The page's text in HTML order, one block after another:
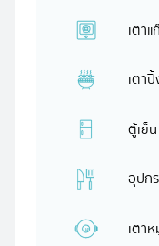
เตาแ
เตา
ตู้เย็น
อุปก
เตาห